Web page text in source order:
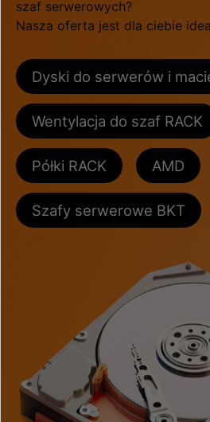
szaf serwerowych?
Nasza oferta jest dla ciebie
Dyski do serwerów i
Wentylacja do szaf RACK
Półki RACK AMD
Szafy serwerowe BKT